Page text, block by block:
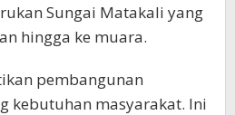
Sungai Matakali yang
hingga ke muara.
pembangunan
kebutuhan masyarakat. Ini